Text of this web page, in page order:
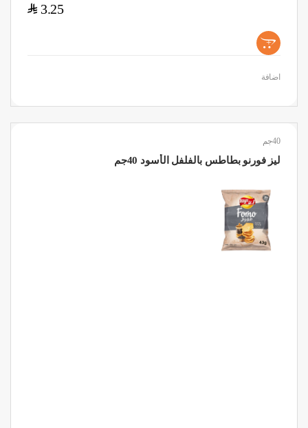
3.25
$
+
اضافة
40جم
ليز فورنو بطاطس بالفلفل الأسود 40جم